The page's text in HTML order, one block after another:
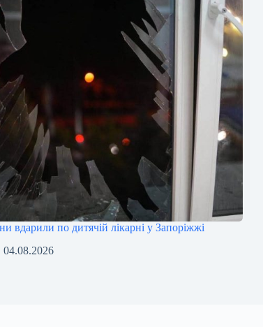
вдарили по дитячій лікарні у Запоріжжі
04.08.2026